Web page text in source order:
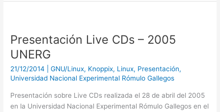
Presentación Live CDs – 2005
UNERG
21/12/2014 |GNU/Linux, Knoppix, Linux, Presentación,
Universidad Nacional Experimental Rómulo Gallegos
Presentación sobre Live CDs realizada el 28 de abril del 2005
en la Universidad Nacional Experimental Rómulo Gallegos en el
CDs
–
2005
UNERG